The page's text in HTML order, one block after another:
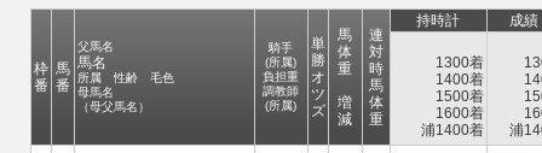
枠
番
馬
番
父馬名
馬名
所属 性齢 毛色
母馬名
（母父馬名）
騎手
(所属)
負担重
調教師
(所属)
単
勝
オ
ツ
ズ
馬
体
重
増
減
連
対
時
馬
体
重
持時計 成績
1300着
1400着
1500着
1600着
浦1400着
浦